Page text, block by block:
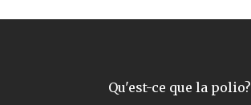
Qu'est-ce que la polio?